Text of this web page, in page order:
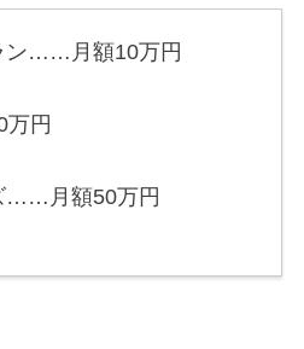
ン……月額10万円
円
……月額50万円